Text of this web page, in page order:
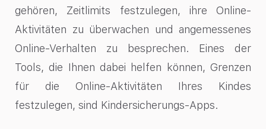
gehören, Zeitlimits festzulegen, ihre Online-
Aktivitäten zu überwachen und angemessenes
Online-Verhalten zu besprechen. Eines der
Tools, die Ihnen dabei helfen können, Grenzen
für die Online-Aktivitäten Ihres Kindes
festzulegen, sind Kindersicherungs-Apps.